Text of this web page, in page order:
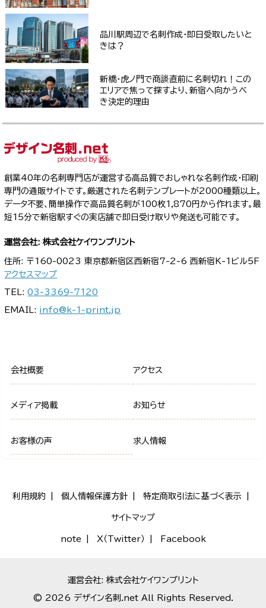
品川駅周辺で名刺作成・即日受取したいと
きは？
新橋・虎ノ門で商談直前に名刺切れ！この
エリアで焦って探すより、新宿へ向かうべ
き決定的理由
創業40年の名刺専門店が運営する高品質でおしゃれな名刺作成・印刷
専門の通販サイトです。厳選された名刺テンプレートが2000種類以上。
データ不要、簡単操作で高品質名刺が100枚1,870円から作れます。最
短15分で新宿駅すぐの実店舗で即日受け取りや発送も可能です。
運営会社: 株式会社ケイワンプリント
住所: 〒160-0023 東京都新宿区西新宿7-2-6 西新宿K-1ビル5F
アクセスマップ
TEL:03-3369-7120
EMAIL: info@k-1-print.jp
会社概要 アクセス
メディア掲載 お知らせ
お客様の声 求人情報
利用規約 個人情報保護方針 特定商取引法に基づく表示
サイトマップ
note X（Twitter） Facebook
運営会社: 株式会社ケイワンプリント
© 2026 デザイン名刺.net All Rights Reserved.